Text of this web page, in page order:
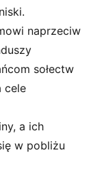
naprzeciw
sołectw
cele
a ich
w pobliżu